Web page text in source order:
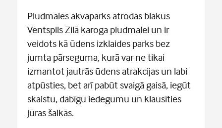
Pludmales akvaparks atrodas blakus
Ventspils Zilā karoga pludmalei un ir
veidots kā ūdens izklaides parks bez
jumta pārseguma, kurā var ne tikai
izmantot jautrās ūdens atrakcijas un labi
atpūsties, bet arī pabūt svaigā gaisā, iegūt
skaistu, dabīgu iedegumu un klausīties
jūras šalkās.